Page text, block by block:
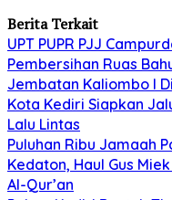
Berita Terkait
UPT PUPR PJJ
Pembersihan Ruas
Jembatan Kaliombo I
Kota Kediri Siapkan
Lalu Lintas
Puluhan Ribu Jamaah
Kedaton, Haul Gus
Al-Qur’an